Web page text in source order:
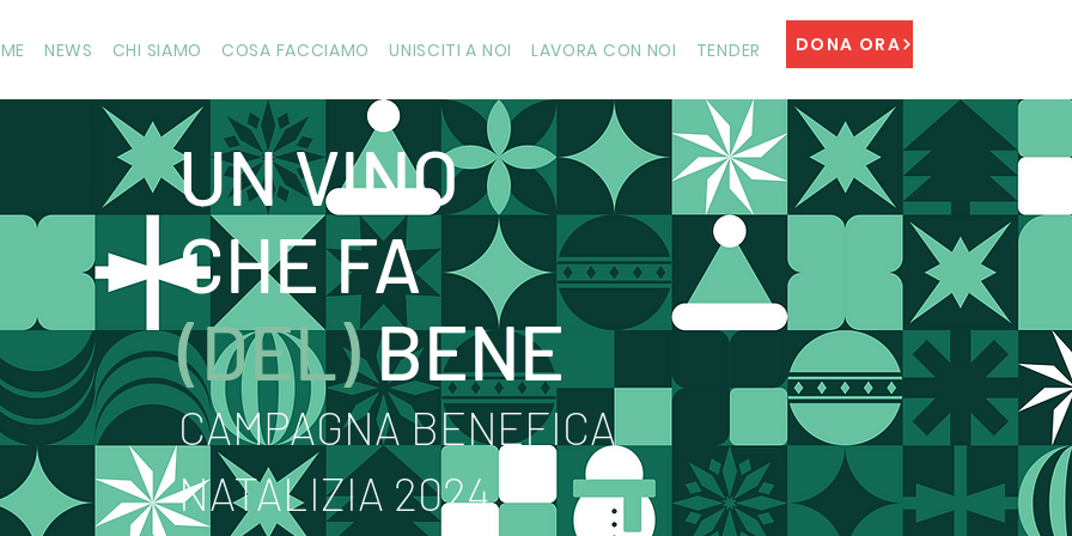
NEWS CHI SIAMO COSA FACCIAMO UNISCITI A NOI LAVORA CON NOI TENDER DONA ORA
UN VINO
CHE FA
(DEL)BENE
CAMPAGNA BENEFICA
NATALIZIA 2024